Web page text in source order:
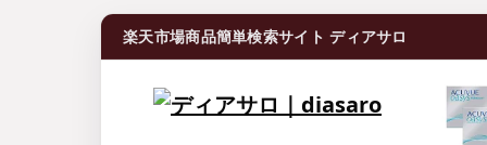
楽天市場商品簡単検索サイト ディアサロ